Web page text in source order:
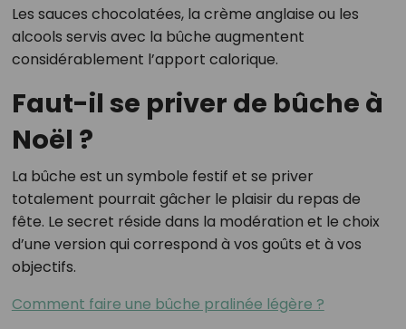
Les sauces chocolatées, la crème anglaise ou les
alcools servis avec la bûche augmentent
considérablement l’apport calorique.
Faut-il se priver de bûche à
Noël ?
La bûche est un symbole festif et se priver
totalement pourrait gâcher le plaisir du repas de
fête. Le secret réside dans la modération et le choix
d’une version qui correspond à vos goûts et à vos
objectifs.
Comment faire une bûche pralinée légère ?